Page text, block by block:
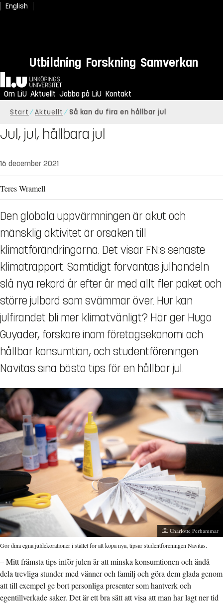
English
Utbildning Forskning Samverkan
Hem
Om LiU Aktuellt Jobba på LiU Kontakt
Start Aktuellt Så kan du fira en hållbar jul
Jul, jul, hållbara jul
16 december 2021
Teres Wramell
Den globala uppvärmningen är akut och
mänsklig aktivitet är orsaken till
klimatförändringarna. Det visar FN:s senaste
klimatrapport. Samtidigt förväntas julhandeln
slå nya rekord år efter år med allt fler paket och
större julbord som svämmar över. Hur kan
julfirandet bli mer klimatvänligt? Här ger Hugo
Guyader, forskare inom företagsekonomi och
hållbar konsumtion, och studentföreningen
Navitas sina bästa tips för en hållbar jul.
Fotograf:
Charlotte Perhammar
Gör dina egna juldekorationer i stället för att köpa nya, tipsar studentföreningen Navitas.
– Mitt främsta tips inför julen är att minska konsumtionen och ändå
dela trevliga stunder med vänner och familj och göra dem glada genom
att till exempel ge bort personliga presenter som hantverk och
egentillverkade saker. Det är ett bra sätt att visa att man har lagt ner tid